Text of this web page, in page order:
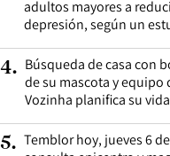
adultos mayores a
depresión, según un
4. Búsqueda de casa con
de su mascota y equipo
Vozinha planifica su
5. Temblor hoy, jueves 6